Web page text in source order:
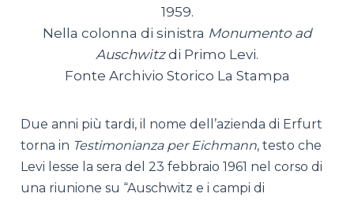
1959.
Nella colonna di sinistra Monumento ad
Auschwitzdi Primo Levi.
Fonte Archivio Storico La Stampa
Due anni più tardi, il nome dell’azienda di Erfurt
torna in Testimonianza per Eichmann, testo che
Levi lesse la sera del 23 febbraio 1961 nel corso di
una riunione su “Auschwitz e i campi di